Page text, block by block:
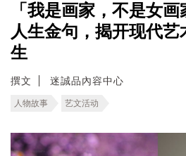
「我是画家，不是女
人生金句，揭开现代
生
撰文 迷誠品內容中心
人物故事 艺文活动